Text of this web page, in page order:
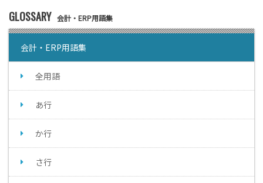
GLOSSARY 会計・ERP用語集
会計・ERP用語集
全用語
あ行
か行
さ行